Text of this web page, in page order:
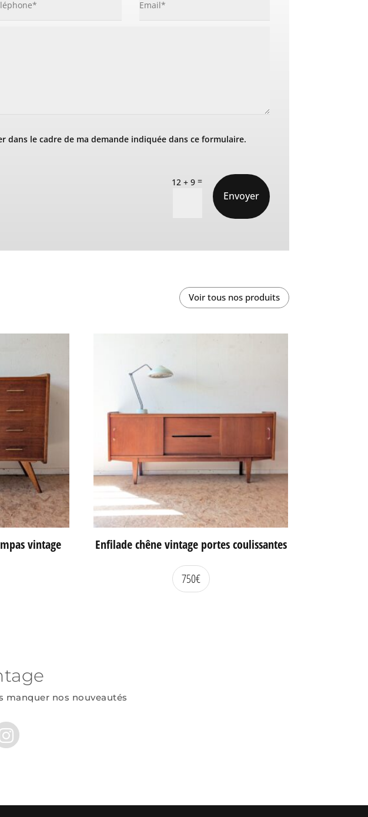
dans le cadre de ma demande indiquée dans ce formulaire.
12 + 9 =
Envoyer
Voir tous nos produits
vintage Enfilade chêne vintage portes coulissantes
750€
manquer nos nouveautés